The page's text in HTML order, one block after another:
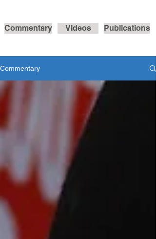
Commentary Videos Publications
Commentary